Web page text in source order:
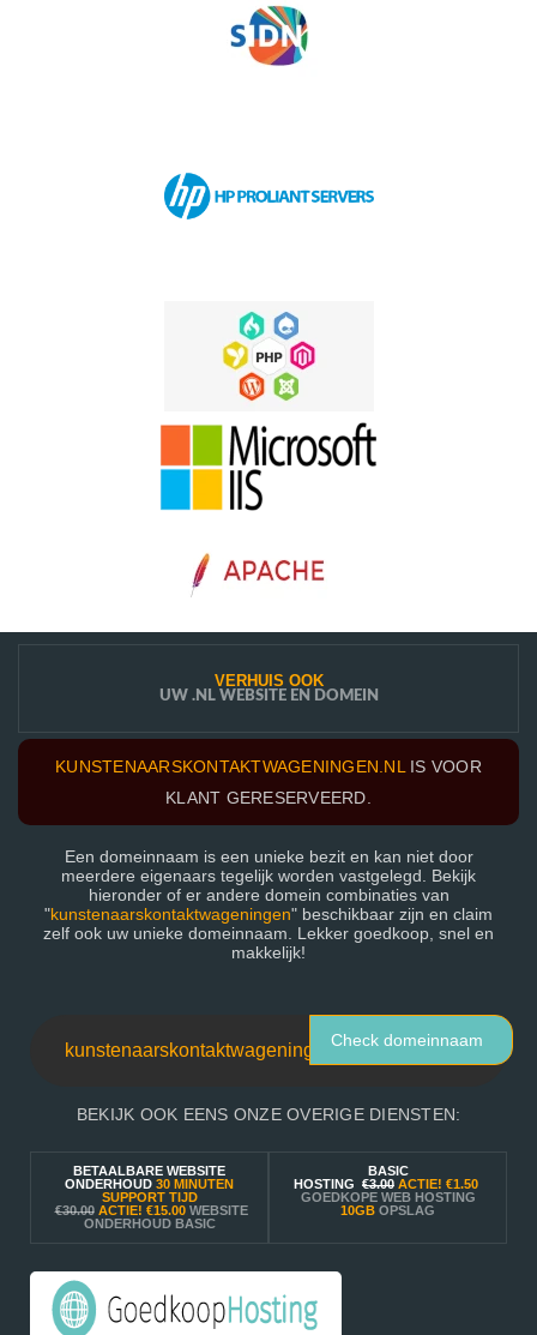
VERHUIS OOK
UW .NL WEBSITE EN DOMEIN
KUNSTENAARSKONTAKTWAGENINGEN.NL IS VOOR
KLANT GERESERVEERD.
Een domeinnaam is een unieke bezit en kan niet door
meerdere eigenaars tegelijk worden vastgelegd. Bekijk
hieronder of er andere domein combinaties van
"kunstenaarskontaktwageningen" beschikbaar zijn en claim
zelf ook uw unieke domeinnaam. Lekker goedkoop, snel en
makkelijk!
Check domeinnaam
BEKIJK OOK EENS ONZE OVERIGE DIENSTEN:
BETAALBARE WEBSITE
ONDERHOUD 30 MINUTEN
SUPPORT TIJD
€30.00 ACTIE! €15.00 WEBSITE
ONDERHOUD BASIC
BASIC
HOSTING €3.00 ACTIE! €1.50
GOEDKOPE WEB HOSTING
10GB OPSLAG